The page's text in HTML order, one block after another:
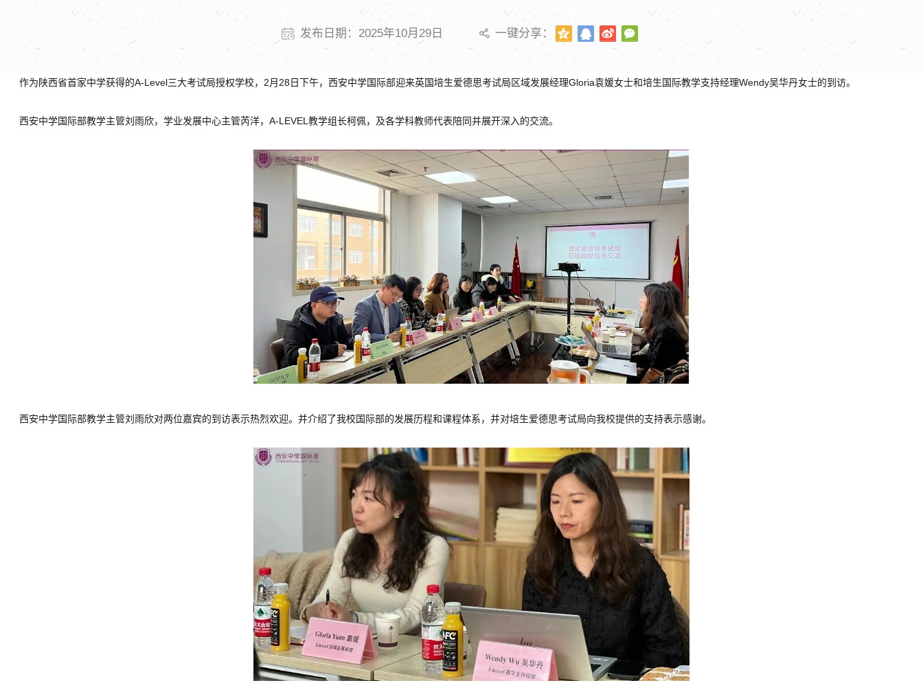
发布日期：2025年10月29日 一键分享：
作为陕西省首家中学获得的A-Level三大考试局授权学校，2月28日下午，西安中学国际部迎来英国培生爱德思考试局区域发展经理Gloria袁媛女士和培生国际教学支持经理Wendy吴华丹女士的到访。
西安中学国际部教学主管刘雨欣，学业发展中心主管芮洋，A-LEVEL教学组长柯佩，及各学科教师代表陪同并展开深入的交流。
西安中学国际部教学主管刘雨欣对两位嘉宾的到访表示热烈欢迎。并介绍了我校国际部的发展历程和课程体系，并对培生爱德思考试局向我校提供的支持表示感谢。